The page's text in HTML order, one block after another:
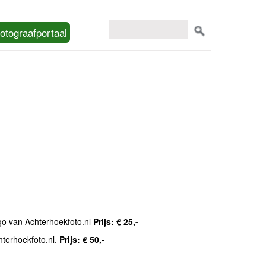
van Achterhoekfoto.nl Prijs: € 25,-
Prijs: € 50,-